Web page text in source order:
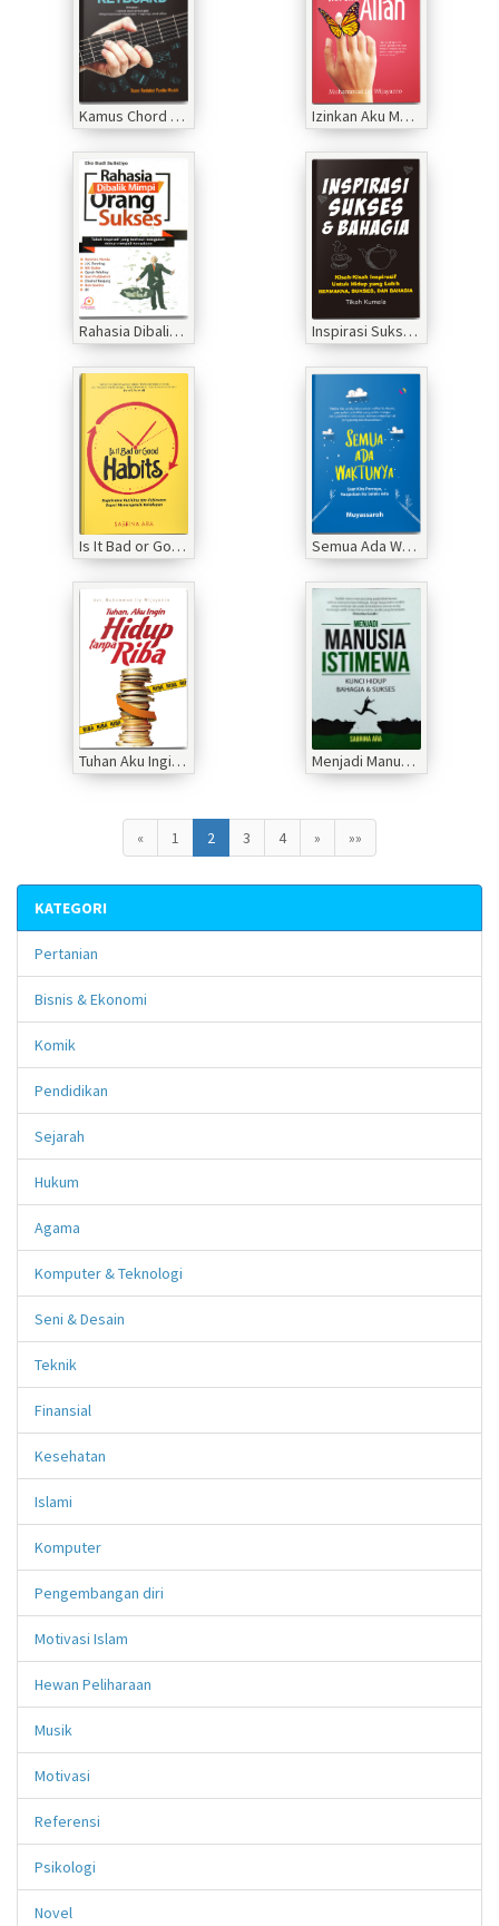
Kamus Chord Gitar dan Keyboard Izinkan Aku Melamarmu Karena Allah
Rahasia Dibalik Mimpi Orang Sukses Inspirasi Sukses dan Bahagia
Is It Bad or Good Habits Semua Ada Waktunya
Tuhan Aku Ingin Hidup Tanpa Riba Menjadi Manusia Istimewa
« 1 2 3 4 » »»
KATEGORI
Pertanian
Bisnis & Ekonomi
Komik
Pendidikan
Sejarah
Hukum
Agama
Komputer & Teknologi
Seni & Desain
Teknik
Finansial
Kesehatan
Islami
Komputer
Pengembangan diri
Motivasi Islam
Hewan Peliharaan
Musik
Motivasi
Referensi
Psikologi
Novel